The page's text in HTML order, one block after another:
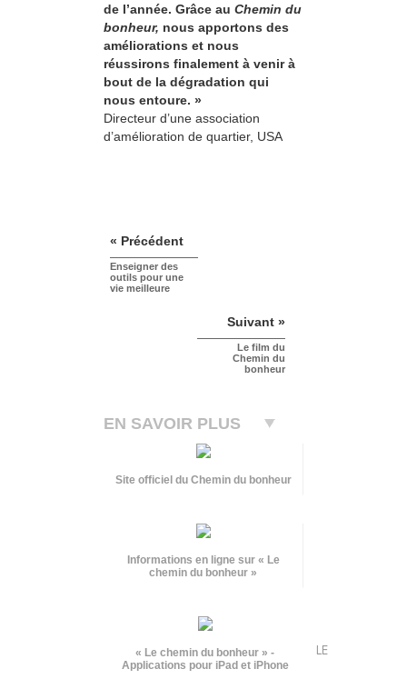
de l’année. Grâce au Chemin du
bonheur, nous apportons des
améliorations et nous
réussirons finalement à venir à
bout de la dégradation qui
nous entoure. »
Directeur d’une association
d’amélioration de quartier, USA
« Précédent
Enseigner des
outils pour une
vie meilleure
Suivant »
Le film du
Chemin du
bonheur
EN SAVOIR PLUS
Site officiel du Chemin du bonheur
Informations en ligne sur « Le
chemin du bonheur »
« Le chemin du bonheur » -
Applications pour iPad et iPhone
LE